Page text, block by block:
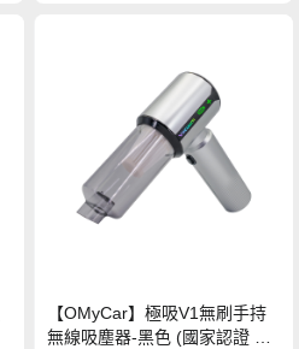
【OMyCar】極吸V1無刷手持
無線吸塵器-黑色 (國家認證 一